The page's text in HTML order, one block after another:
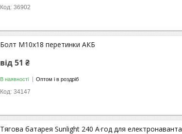
36902
Болт М10х18 перетинки АКБ
від 51 ₴
В наявності Оптом і в роздріб
34147
Тягова батарея Sunlight 240 А·год для